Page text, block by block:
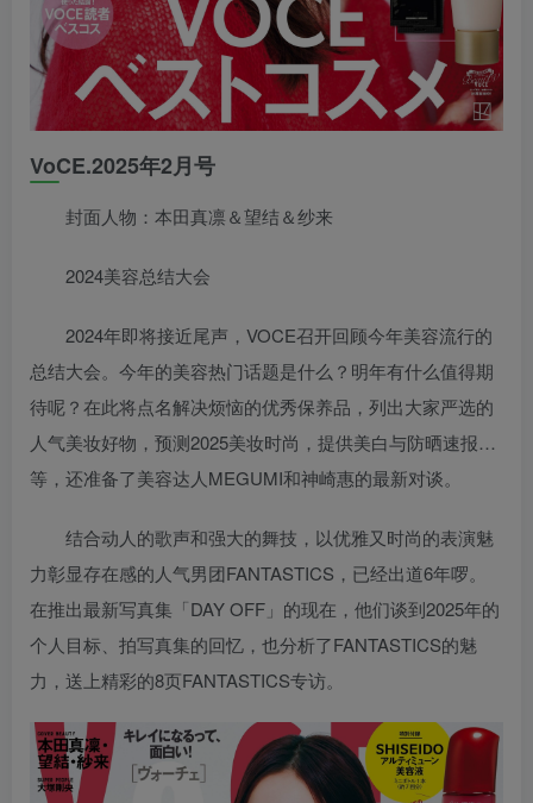
VoCE.2025年2月号
封面人物：本田真凛＆望结＆纱来
2024美容总结大会
2024年即将接近尾声，VOCE召开回顾今年美容流行的
总结大会。今年的美容热门话题是什么？明年有什么值得期
待呢？在此将点名解决烦恼的优秀保养品，列出大家严选的
人气美妆好物，预测2025美妆时尚，提供美白与防晒速报…
等，还准备了美容达人MEGUMI和神崎惠的最新对谈。
结合动人的歌声和强大的舞技，以优雅又时尚的表演魅
力彰显存在感的人气男团FANTASTICS，已经出道6年啰。
在推出最新写真集「DAY OFF」的现在，他们谈到2025年的
个人目标、拍写真集的回忆，也分析了FANTASTICS的魅
力，送上精彩的8页FANTASTICS专访。